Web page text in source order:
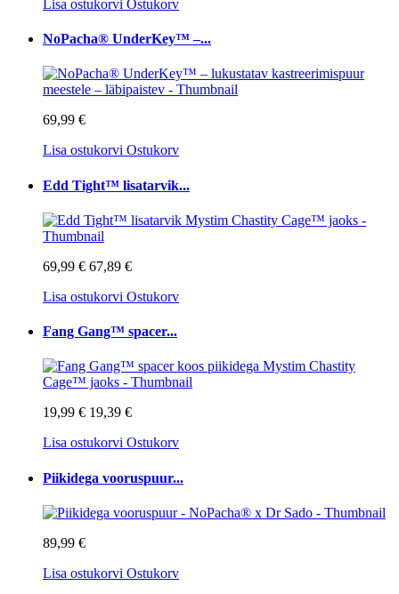
Lisa ostukorvi Ostukorv
NoPacha® UnderKey™ –...
69,99 €
Lisa ostukorvi Ostukorv
Edd Tight™ lisatarvik...
69,99 € 67,89 €
Lisa ostukorvi Ostukorv
Fang Gang™ spacer...
19,99 € 19,39 €
Lisa ostukorvi Ostukorv
Piikidega vooruspuur...
89,99 €
Lisa ostukorvi Ostukorv